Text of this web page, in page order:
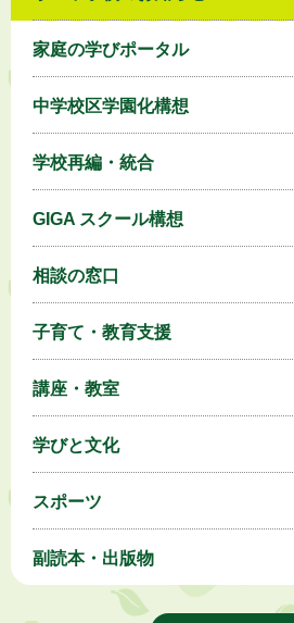
家庭の学びポータル
中学校区学園化構想
学校再編・統合
GIGA スクール構想
相談の窓口
子育て・教育支援
講座・教室
学びと文化
スポーツ
副読本・出版物